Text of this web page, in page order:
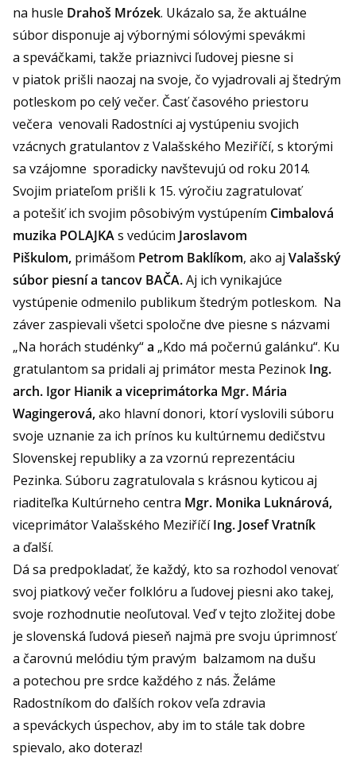
na husle Drahoš Mrózek. Ukázalo sa, že aktuálne
súbor disponuje aj výbornými sólovými spevákmi
a speváčkami, takže priaznivci ľudovej piesne si
v piatok prišli naozaj na svoje, čo vyjadrovali aj štedrým
potleskom po celý večer. Časť časového priestoru
večera venovali Radostníci aj vystúpeniu svojich
vzácnych gratulantov z Valašského Meziříčí, s ktorými
sa vzájomne sporadicky navštevujú od roku 2014.
Svojim priateľom prišli k 15. výročiu zagratulovať
a potešiť ich svojim pôsobivým vystúpením Cimbalová
muzika POLAJKAs vedúcim Jaroslavom
Piškulom, primášom Petrom Baklíkom, ako aj Valašský
súbor piesní a tancov BAČA.Aj ich vynikajúce
vystúpenie odmenilo publikum štedrým potleskom. Na
záver zaspievali všetci spoločne dve piesne s názvami
„Na horách studénky“a „Kdo má počernú galánku“. Ku
gratulantom sa pridali aj primátor mesta Pezinok Ing.
arch. Igor Hianik a viceprimátorka Mgr. Mária
Wagingerová,ako hlavní donori, ktorí vyslovili súboru
svoje uznanie za ich prínos ku kultúrnemu dedičstvu
Slovenskej republiky a za vzornú reprezentáciu
Pezinka. Súboru zagratulovala s krásnou kyticou aj
riaditeľka Kultúrneho centra Mgr. Monika Luknárová,
viceprimátor Valašského MeziříčíIng. Josef Vratník
a ďalší.
Dá sa predpokladať, že každý, kto sa rozhodol venovať
svoj piatkový večer folklóru a ľudovej piesni ako takej,
svoje rozhodnutie neoľutoval. Veď v tejto zložitej dobe
je slovenská ľudová pieseň najmä pre svoju úprimnosť
a čarovnú melódiu tým pravým balzamom na dušu
a potechou pre srdce každého z nás. Želáme
Radostníkom do ďalších rokov veľa zdravia
a speváckych úspechov, aby im to stále tak dobre
spievalo, ako doteraz!